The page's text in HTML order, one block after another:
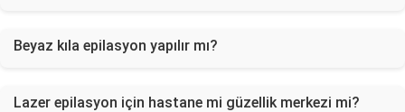
Beyaz kıla epilasyon yapılır mı?
Lazer epilasyon için hastane mi güzellik merkezi mi?